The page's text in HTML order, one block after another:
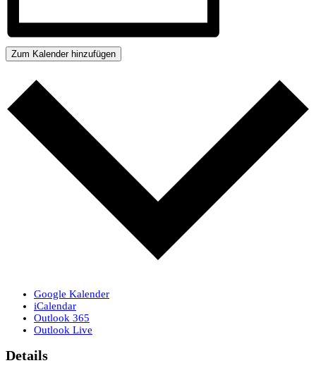
Zum Kalender hinzufügen
Google Kalender
iCalendar
Outlook 365
Outlook Live
Details